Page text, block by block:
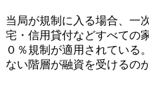
当局が規制に入る場合、一
宅・信用貸付などすべての
０％規制が適用されている
ない階層が融資を受けるの